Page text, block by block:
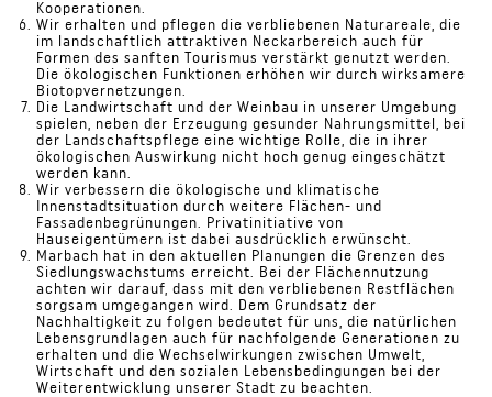
Kooperationen.
Wir erhalten und pflegen die verbliebenen Naturareale, die
im landschaftlich attraktiven Neckarbereich auch für
Formen des sanften Tourismus verstärkt genutzt werden.
Die ökologischen Funktionen erhöhen wir durch wirksamere
Biotopvernetzungen.
Die Landwirtschaft und der Weinbau in unserer Umgebung
spielen, neben der Erzeugung gesunder Nahrungsmittel, bei
der Landschaftspflege eine wichtige Rolle, die in ihrer
ökologischen Auswirkung nicht hoch genug eingeschätzt
werden kann.
Wir verbessern die ökologische und klimatische
Innenstadtsituation durch weitere Flächen- und
Fassadenbegrünungen. Privatinitiative von
Hauseigentümern ist dabei ausdrücklich erwünscht.
Marbach hat in den aktuellen Planungen die Grenzen des
Siedlungswachstums erreicht. Bei der Flächennutzung
achten wir darauf, dass mit den verbliebenen Restflächen
sorgsam umgegangen wird. Dem Grundsatz der
Nachhaltigkeit zu folgen bedeutet für uns, die natürlichen
Lebensgrundlagen auch für nachfolgende Generationen zu
erhalten und die Wechselwirkungen zwischen Umwelt,
Wirtschaft und den sozialen Lebensbedingungen bei der
Weiterentwicklung unserer Stadt zu beachten.